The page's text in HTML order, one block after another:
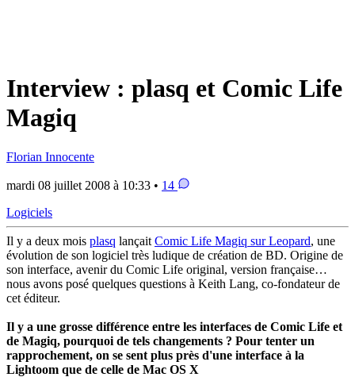
Interview : plasq et Comic Life
Magiq
Florian Innocente
mardi 08 juillet 2008 à 10:33 • 14
Logiciels
Il y a deux mois plasq lançait Comic Life Magiq sur Leopard, une
évolution de son logiciel très ludique de création de BD. Origine de
son interface, avenir du Comic Life original, version française…
nous avons posé quelques questions à Keith Lang, co-fondateur de
cet éditeur.
Il y a une grosse différence entre les interfaces de Comic Life et
de Magiq, pourquoi de tels changements ? Pour tenter un
rapprochement, on se sent plus près d'une interface à la
Lightoom que de celle de Mac OS X